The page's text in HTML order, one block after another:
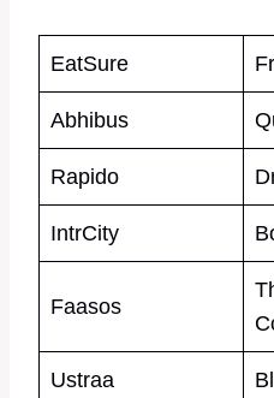
EatSure
Abhibus
Rapido
IntrCity
Faasos
Ustraa